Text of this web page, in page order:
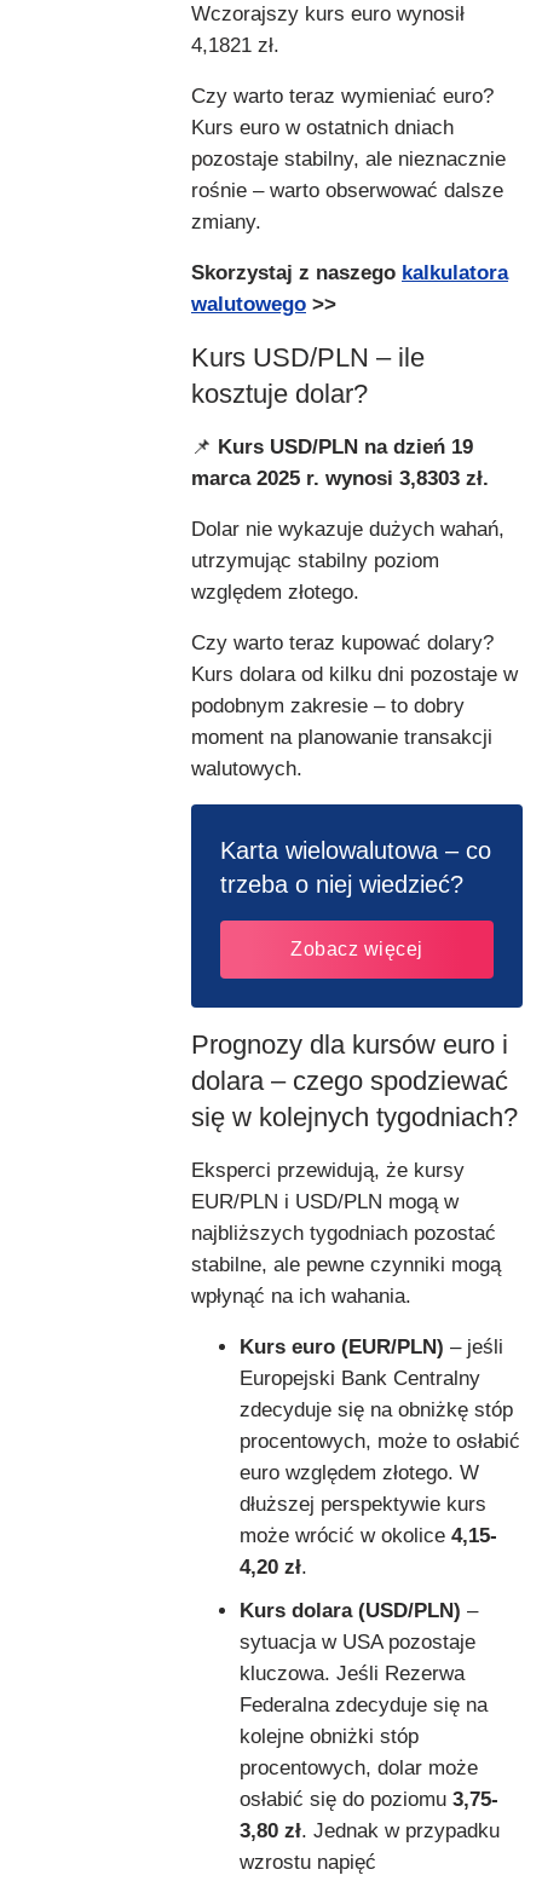
Wczorajszy kurs euro wynosił
4,1821 zł.
Czy warto teraz wymieniać euro?
Kurs euro w ostatnich dniach
pozostaje stabilny, ale nieznacznie
rośnie – warto obserwować dalsze
zmiany.
Skorzystaj z naszego kalkulatora
walutowego >>
Kurs USD/PLN – ile
kosztuje dolar?
📌 Kurs USD/PLN na dzień 19
marca 2025 r. wynosi 3,8303 zł.
Dolar nie wykazuje dużych wahań,
utrzymując stabilny poziom
względem złotego.
Czy warto teraz kupować dolary?
Kurs dolara od kilku dni pozostaje w
podobnym zakresie – to dobry
moment na planowanie transakcji
walutowych.
Karta wielowalutowa – co
trzeba o niej wiedzieć?
Zobacz więcej
Prognozy dla kursów euro i
dolara – czego spodziewać
się w kolejnych tygodniach?
Eksperci przewidują, że kursy
EUR/PLN i USD/PLN mogą w
najbliższych tygodniach pozostać
stabilne, ale pewne czynniki mogą
wpłynąć na ich wahania.
Kurs euro (EUR/PLN) – jeśli
Europejski Bank Centralny
zdecyduje się na obniżkę stóp
procentowych, może to osłabić
euro względem złotego. W
dłuższej perspektywie kurs
może wrócić w okolice 4,15-
4,20 zł.
Kurs dolara (USD/PLN) –
sytuacja w USA pozostaje
kluczowa. Jeśli Rezerwa
Federalna zdecyduje się na
kolejne obniżki stóp
procentowych, dolar może
osłabić się do poziomu 3,75-
3,80 zł. Jednak w przypadku
wzrostu napięć